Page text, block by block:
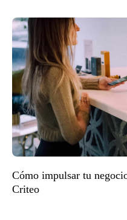
Cómo impulsar tu
Criteo